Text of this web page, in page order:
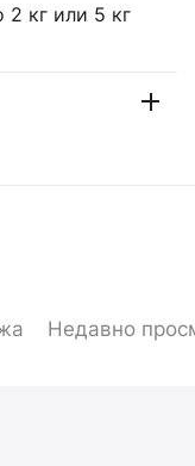
2 кг или 5 кг
Недавно